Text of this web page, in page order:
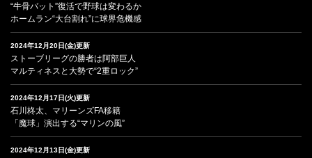
“牛骨バット”復活で野球は変わるか
ホームラン“大台割れ”に球界危機感
2024年12月20日(金)更新
ストーブリーグの勝者は阿部巨人
マルティネスと大勢で“2重ロック”
2024年12月17日(火)更新
石川柊太、マリーンズFA移籍
「魔球」演出する“マリンの風”
2024年12月13日(金)更新